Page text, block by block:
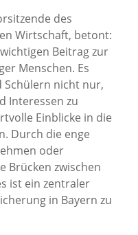
des
Wirtschaft, betont:
Beitrag zur
Menschen. Es
nicht nur,
Interessen zu
Einblicke in die
Durch die enge
oder
Brücken zwischen
ist ein zentraler
in Bayern zu